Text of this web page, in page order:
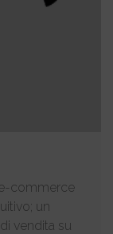
commerce
un
vendita su